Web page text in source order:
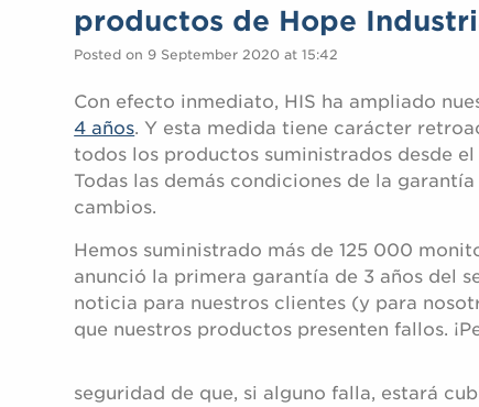
productos de Hope
Posted on 9 September 2020 at 15:42
Con efecto inmediato, HIS ha ampliado
4 años. Y esta medida tiene carácter
todos los productos suministrados desde el
Todas las demás condiciones de la
cambios.
Hemos suministrado más de 125 000
anunció la primera garantía de 3 años del
noticia para nuestros clientes (y para
que nuestros productos presenten fallos.
seguridad de que, si alguno falla, estará